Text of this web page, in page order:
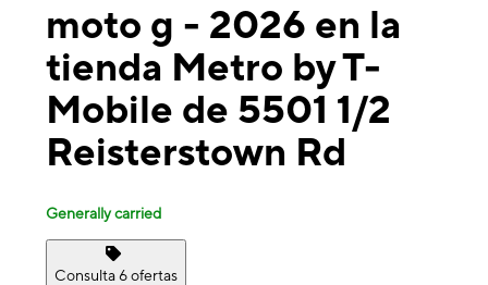
moto g - 2026 en la
tienda Metro by T-
Mobile de 5501 1/2
Reisterstown Rd
Generally carried
Consulta 6 ofertas